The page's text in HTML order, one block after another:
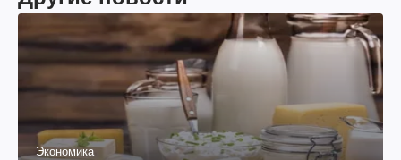
Другие новости